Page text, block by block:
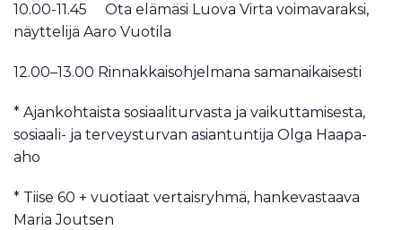
10.00-11.45 Ota elämäsi Luova Virta voimavaraksi,
näyttelijä Aaro Vuotila
12.00–13.00 Rinnakkaisohjelmana samanaikaisesti
* Ajankohtaista sosiaaliturvasta ja vaikuttamisesta,
sosiaali- ja terveysturvan asiantuntija Olga Haapa-
aho
* Tiise 60 + vuotiaat vertaisryhmä, hankevastaava
Maria Joutsen